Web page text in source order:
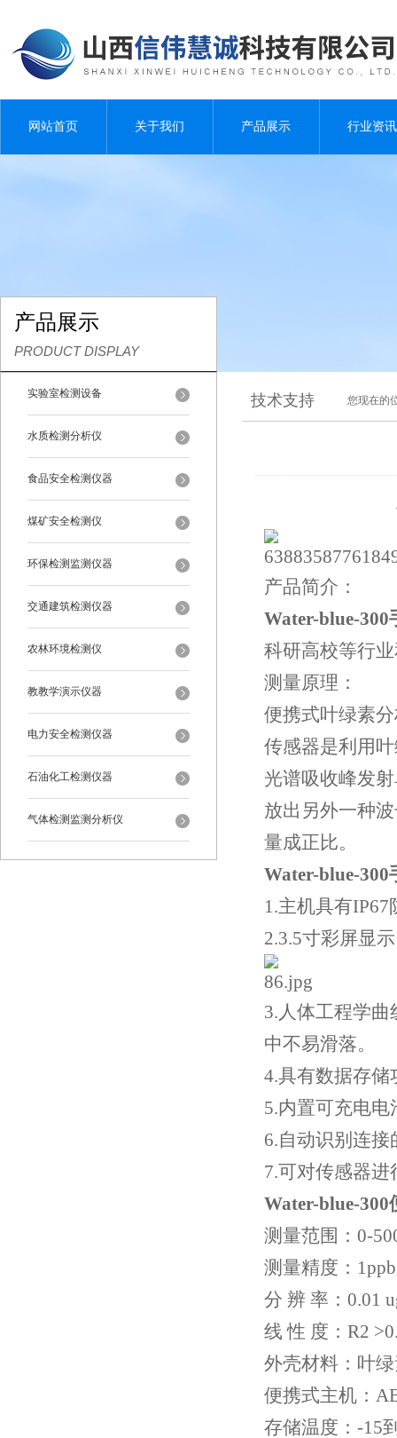
网站首页 关于我们 产品展示 行业资讯
产品展示
PRODUCT DISPLAY
实验室检测设备
水质检测分析仪
食品安全检测仪器
煤矿安全检测仪
环保检测监测仪器
交通建筑检测仪器
农林环境检测仪
教教学演示仪器
电力安全检测仪器
石油化工检测仪器
气体检测监测分析仪
技术支持 您现在的
产品简介：
Water-blue-
科研高校等行
测量原理：
便携式叶绿素
传感器是利用
光谱吸收峰发
放出另外一种
量成正比。
Water-blue-
1.主机具有IP67
2.3.5寸彩屏显
3.人体工程学
中不易滑落。
4.具有数据存储
5.内置可充电
6.自动识别连
7.可对传感器
Water-blue-
测量范围：0-
测量精度：
分 辨 率：0.01
线 性 度：R2
外壳材料：叶
便携式主机：
存储温度：-15